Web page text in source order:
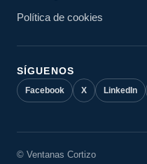
Política de cookies
SÍGUENOS
Facebook X LinkedIn
© Ventanas Cortizo